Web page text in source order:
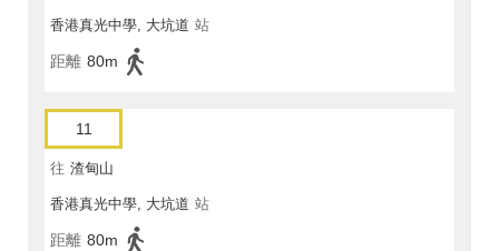
香港真光中學, 大坑道 站
距離 80m
11
往 渣甸山
香港真光中學, 大坑道 站
距離 80m